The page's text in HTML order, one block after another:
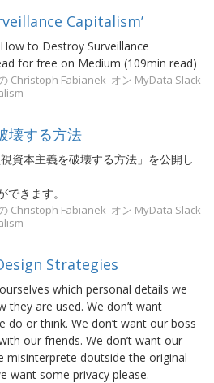
Capitalism’
to Destroy Surveillance
for free on Medium (109min read)
Christoph Fabianek オン MyData Slack
壊する方法
資本主義を破壊する方法」を公開し
きます。
Christoph Fabianek オン MyData Slack
Strategies
which personal details we
they are used. We don’t want
or think. We don’t want our boss
our friends. We don’t want our
doutside the original
want some privacy please.